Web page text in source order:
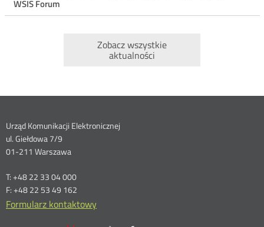
WSIS Forum
Zobacz wszystkie
aktualności
Dane
kontaktowe
Urząd Komunikacji Elektronicznej
ul. Giełdowa 7/9
01-211 Warszawa
T: +48 22 33 04 000
F: +48 22 53 49 162
Formularz kontaktowy